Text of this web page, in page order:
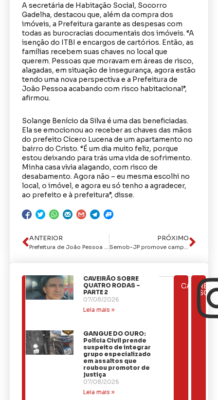
A secretária de Habitação Social, Socorro
Gadelha, destacou que, além da compra dos
imóveis, a Prefeitura garante as despesas com
todas as burocracias documentais dos imóveis. “A
isenção do ITBI e encargos de cartórios. Então, as
famílias recebem suas chaves no local que
querem. Pessoas que moravam em áreas de risco,
alagadas, em situação de insegurança, agora estão
tendo uma nova perspectiva e a Prefeitura de
João Pessoa acabando com risco habitacional”,
afirmou.
Solange Benício da Silva é uma das beneficiadas.
Ela se emocionou ao receber as chaves das mãos
do prefeito Cícero Lucena de um apartamento no
bairro do Cristo. “É um dia muito feliz, porque
estou deixando para trás uma vida de sofrimento.
Minha casa vivia alagando, com risco de
desabamento. Agora não – eu mesma escolhi no
local, o imóvel, e agora eu só tenho a agradecer,
ao prefeito e à prefeitura”, disse.
ANTERIOR
Prefeitura de João Pessoa alerta sobre esquema vacinal contra Covid-19
PRÓXIMO
Semob-JP promove campanha para incentivar a doação de sangue no Hemocentro da Paraíba
ÚLTIMAS
NOTÍCIAS
CAVEIRÃO SOBRE
QUATRO RODAS –
PARTE 2
07/08/2026
Leia mais »
GANGUE DO OURO:
Polícia Civil prende
suspeito de integrar
grupo especializado
em assaltos que
roubou promotor de
justiça
07/08/2026
Leia mais »